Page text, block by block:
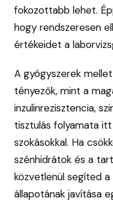
fokozottabb lehet.
hogy rendszeresen
értékeidet a
A gyógyszerek
tényezők, mint a
inzulinrezisztencia,
tisztulás folyamata
szokásokkal. Ha
szénhidrátok és a
közvetlenül segíted
állapotának javítása